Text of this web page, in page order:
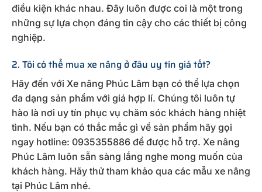
điều kiện khác nhau. Đây luôn được coi là một trong
những sự lựa chọn đáng tin cậy cho các thiết bị công
nghiệp.
2. Tôi có thể mua xe nâng ở đâu uy tín giá tốt?
Hãy đến với Xe nâng Phúc Lâm bạn có thể lựa chọn
đa dạng sản phẩm với giá hợp lí. Chúng tôi luôn tự
hào là nơi uy tín phục vụ chăm sóc khách hàng nhiệt
tình. Nếu bạn có thắc mắc gì về sản phẩm hãy gọi
ngay hotline: 0935355886 để được hỗ trợ. Xe nâng
Phúc Lâm luôn sẵn sàng lắng nghe mong muốn của
khách hàng. Hãy thử tham khảo qua các mẫu xe nâng
tại Phúc Lâm nhé.